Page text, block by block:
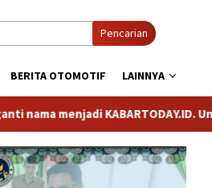
Pencarian
BERITA OTOMOTIF LAINNYA
menjadi KABARTODAY.ID.